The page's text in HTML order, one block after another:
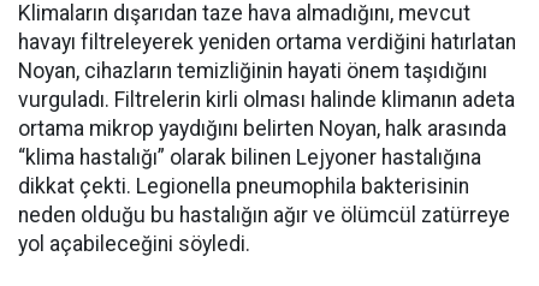
Klimaların dışarıdan taze hava almadığını, mevcut
havayı filtreleyerek yeniden ortama verdiğini hatırlatan
Noyan, cihazların temizliğinin hayati önem taşıdığını
vurguladı. Filtrelerin kirli olması halinde klimanın adeta
ortama mikrop yaydığını belirten Noyan, halk arasında
“klima hastalığı” olarak bilinen Lejyoner hastalığına
dikkat çekti. Legionella pneumophila bakterisinin
neden olduğu bu hastalığın ağır ve ölümcül zatürreye
yol açabileceğini söyledi.